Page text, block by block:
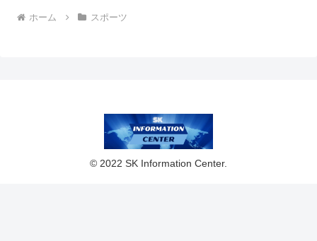
ホーム スポーツ
© 2022 SK Information Center.